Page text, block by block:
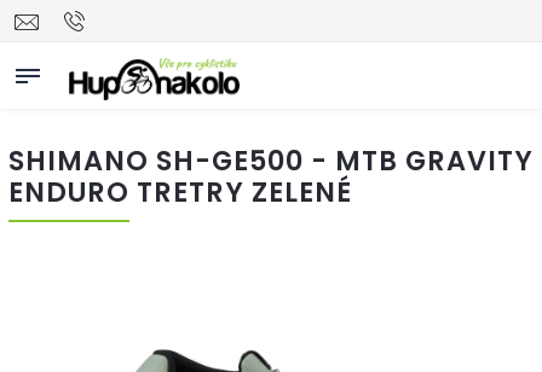
SHIMANO SH-GE500 - MTB GRAVITY
ENDURO TRETRY ZELENÉ